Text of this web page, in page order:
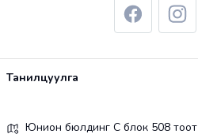
Танилцуулга
Юнион бюлдинг С блок 508 тоот